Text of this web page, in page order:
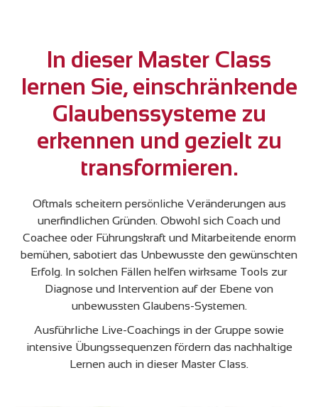
In dieser Master Class
lernen Sie, einschränkende
Glaubenssysteme zu
erkennen und gezielt zu
transformieren.
Oftmals scheitern persönliche Veränderungen aus
unerfindlichen Gründen. Obwohl sich Coach und
Coachee oder Führungskraft und Mitarbeitende enorm
bemühen, sabotiert das Unbewusste den gewünschten
Erfolg. In solchen Fällen helfen wirksame Tools zur
Diagnose und Intervention auf der Ebene von
unbewussten Glaubens-Systemen.
Ausführliche Live-Coachings in der Gruppe sowie
intensive Übungssequenzen fördern das nachhaltige
Lernen auch in dieser Master Class.